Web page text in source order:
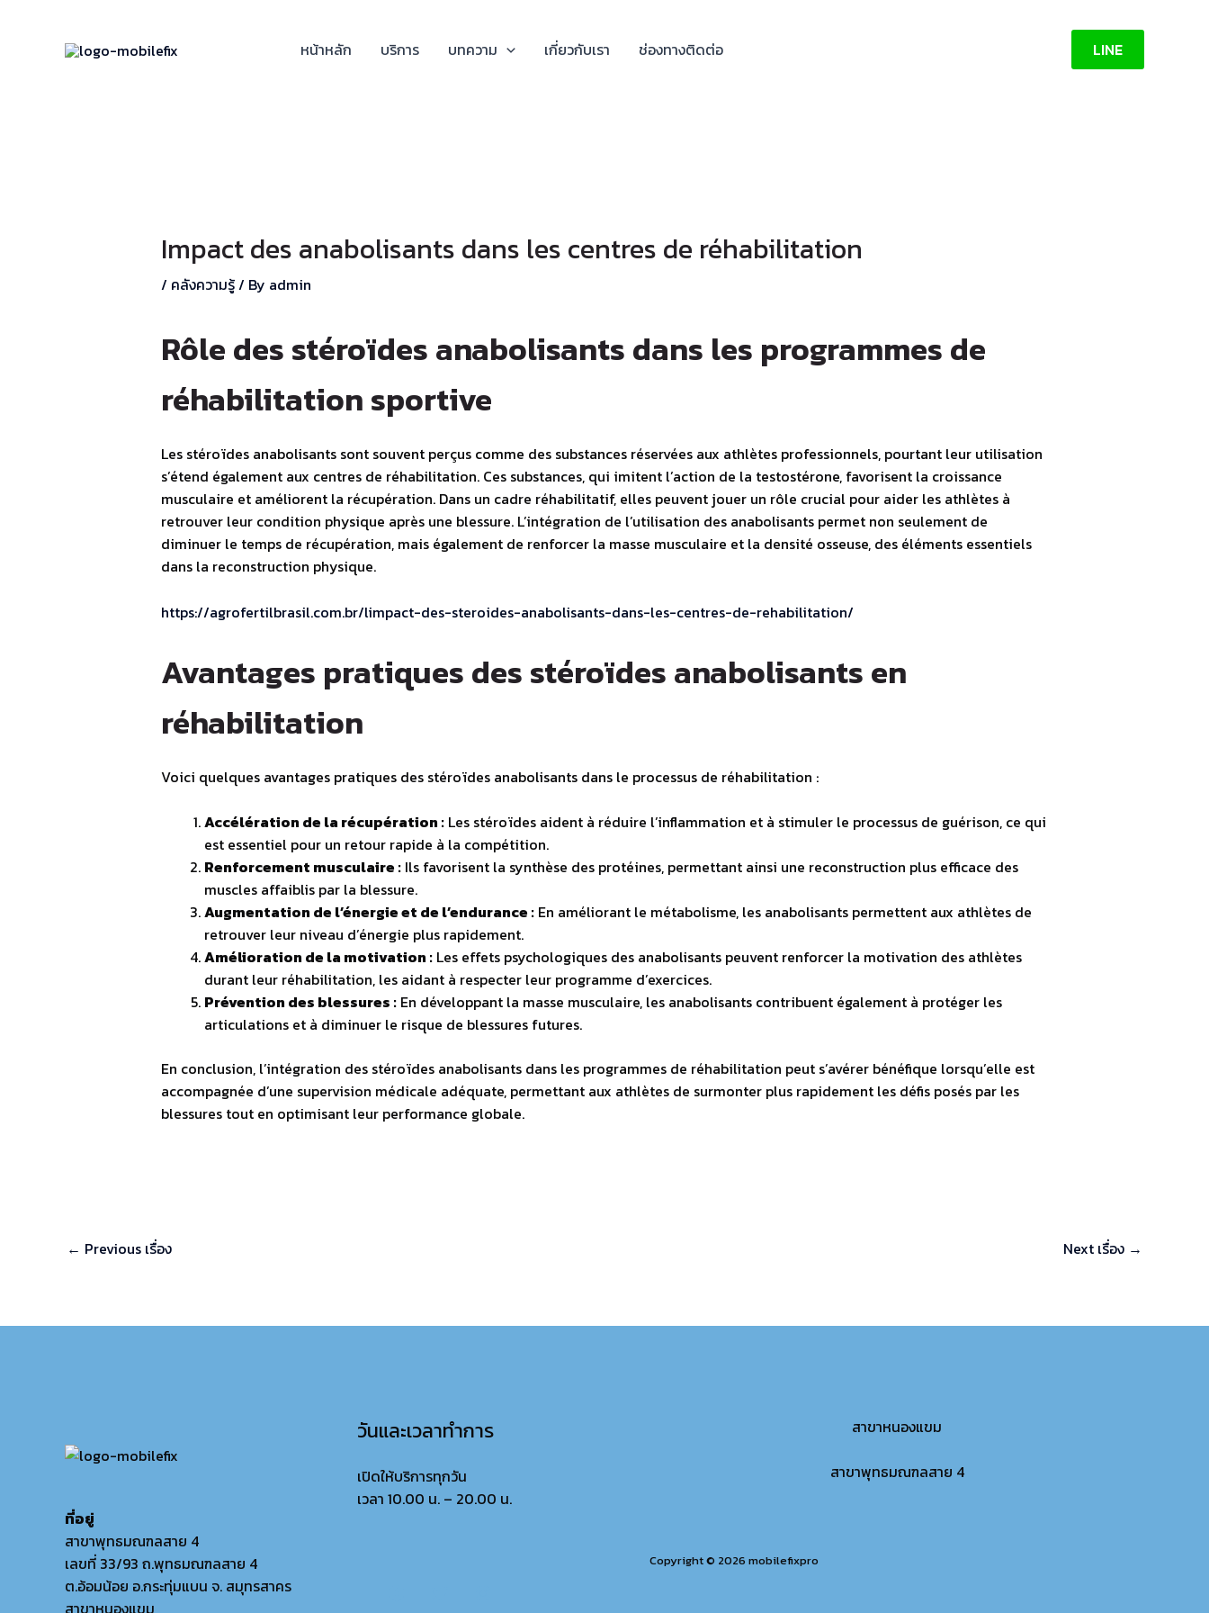
หน้าหลัก บริการ บทความ เกี่ยวกับเรา ช่องทางติดต่อ LINE
Impact des anabolisants dans les centres de réhabilitation
/ คลังความรู้/ By admin
Rôle des stéroïdes anabolisants dans les programmes de
réhabilitation sportive
Les stéroïdes anabolisants sont souvent perçus comme des substances réservées aux athlètes professionnels, pourtant leur utilisation
s’étend également aux centres de réhabilitation. Ces substances, qui imitent l’action de la testostérone, favorisent la croissance
musculaire et améliorent la récupération. Dans un cadre réhabilitatif, elles peuvent jouer un rôle crucial pour aider les athlètes à
retrouver leur condition physique après une blessure. L’intégration de l’utilisation des anabolisants permet non seulement de
diminuer le temps de récupération, mais également de renforcer la masse musculaire et la densité osseuse, des éléments essentiels
dans la reconstruction physique.
https://agrofertilbrasil.com.br/limpact-des-steroides-anabolisants-dans-les-centres-de-rehabilitation/
Avantages pratiques des stéroïdes anabolisants en
réhabilitation
Voici quelques avantages pratiques des stéroïdes anabolisants dans le processus de réhabilitation :
Accélération de la récupération :Les stéroïdes aident à réduire l’inflammation et à stimuler le processus de guérison, ce qui
est essentiel pour un retour rapide à la compétition.
Renforcement musculaire :Ils favorisent la synthèse des protéines, permettant ainsi une reconstruction plus efficace des
muscles affaiblis par la blessure.
Augmentation de l’énergie et de l’endurance :En améliorant le métabolisme, les anabolisants permettent aux athlètes de
retrouver leur niveau d’énergie plus rapidement.
Amélioration de la motivation :Les effets psychologiques des anabolisants peuvent renforcer la motivation des athlètes
durant leur réhabilitation, les aidant à respecter leur programme d’exercices.
Prévention des blessures :En développant la masse musculaire, les anabolisants contribuent également à protéger les
articulations et à diminuer le risque de blessures futures.
En conclusion, l’intégration des stéroïdes anabolisants dans les programmes de réhabilitation peut s’avérer bénéfique lorsqu’elle est
accompagnée d’une supervision médicale adéquate, permettant aux athlètes de surmonter plus rapidement les défis posés par les
blessures tout en optimisant leur performance globale.
← Previous เรื่อง Next เรื่อง →
ที่อยู่
สาขาพุทธมณฑลสาย 4
เลขที่ 33/93 ถ.พุทธมณฑลสาย 4
ต.อ้อมน้อย อ.กระทุ่มแบน จ. สมุทรสาคร
สาขาหนองแขม
วันและเวลาทำการ
เปิดให้บริการทุกวัน
เวลา 10.00 น. – 20.00 น.
สาขาหนองแขม
สาขาพุทธมณฑลสาย 4
Copyright © 2026 mobilefixpro